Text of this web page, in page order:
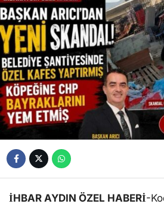
İHBAR AYDIN ÖZEL HABERİ-